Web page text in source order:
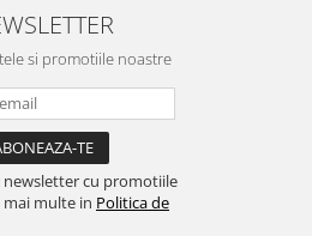
si promotiile noastre
newsletter cu promotiile
mai multe in Politica de